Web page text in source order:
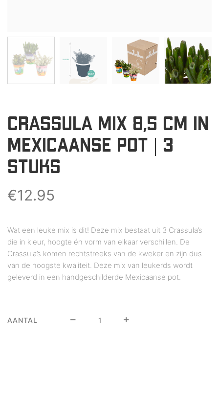
CRASSULA MIX 8,5 CM IN
MEXICAANSE POT | 3
STUKS
€12.95
Wat een leuke mix is dit! Deze mix bestaat uit 3 Crassula’s
die in kleur, hoogte én vorm van elkaar verschillen. De
Crassula’s komen rechtstreeks van de kweker en zijn dus
van de hoogste kwaliteit. Deze mix van leukerds wordt
geleverd in een handgeschilderde Mexicaanse pot.
AANTAL